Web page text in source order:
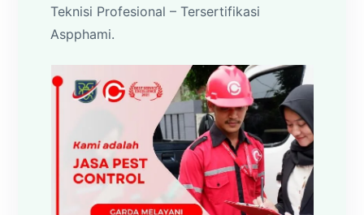
Teknisi Profesional – Tersertifikasi
Aspphami.